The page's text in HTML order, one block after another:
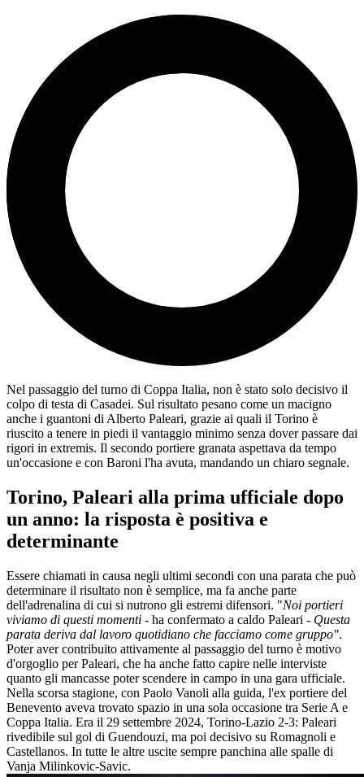
Nel passaggio del turno di Coppa Italia, non è stato solo decisivo il
colpo di testa di Casadei. Sul risultato pesano come un macigno
anche i guantoni di Alberto Paleari, grazie ai quali il Torino è
riuscito a tenere in piedi il vantaggio minimo senza dover passare dai
rigori in extremis. Il secondo portiere granata aspettava da tempo
un'occasione e con Baroni l'ha avuta, mandando un chiaro segnale.
Torino, Paleari alla prima ufficiale dopo
un anno: la risposta è positiva e
determinante
Essere chiamati in causa negli ultimi secondi con una parata che può
determinare il risultato non è semplice, ma fa anche parte
dell'adrenalina di cui si nutrono gli estremi difensori. "Noi portieri
viviamo di questi momenti - ha confermato a caldo Paleari - Questa
parata deriva dal lavoro quotidiano che facciamo come gruppo".
Poter aver contribuito attivamente al passaggio del turno è motivo
d'orgoglio per Paleari, che ha anche fatto capire nelle interviste
quanto gli mancasse poter scendere in campo in una gara ufficiale.
Nella scorsa stagione, con Paolo Vanoli alla guida, l'ex portiere del
Benevento aveva trovato spazio in una sola occasione tra Serie A e
Coppa Italia. Era il 29 settembre 2024, Torino-Lazio 2-3: Paleari
rivedibile sul gol di Guendouzi, ma poi decisivo su Romagnoli e
Castellanos. In tutte le altre uscite sempre panchina alle spalle di
Vanja Milinkovic-Savic.